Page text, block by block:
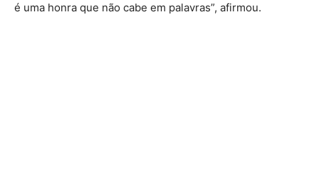
é uma honra que não cabe em palavras”, afirmou.